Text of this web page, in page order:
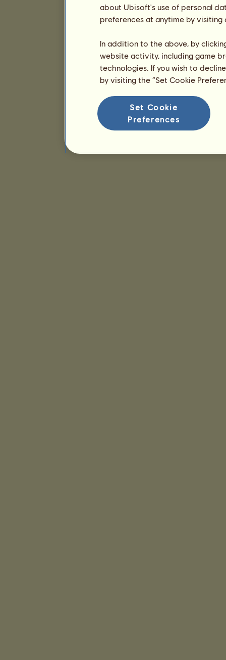
about Ubisoft's use of personal
preferences at anytime by
In addition to the above, by
website activity, including game
technologies. If you wish to
by visiting the “Set Cookie
Set Cookie
Preferences